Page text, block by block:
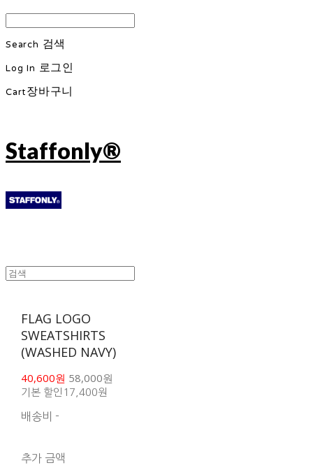
Search 검색
Log In 로그인
Cart장바구니
Staffonly®
FLAG LOGO
SWEATSHIRTS
(WASHED NAVY)
40,600원 58,000원
기본 할인 17,400원
배송비 -
추가 금액